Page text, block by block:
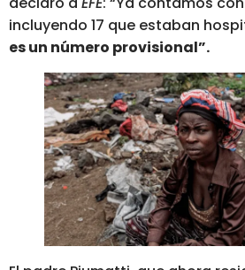
incluyendo 17 que estaban
es un número provisional”.